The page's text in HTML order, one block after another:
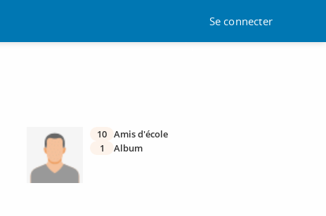
Se connecter
10 Amis d'école
1
Album